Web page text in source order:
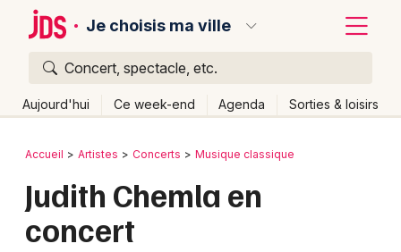
Je choisis ma ville
Concert, spectacle, etc.
Aujourd'hui Ce week-end Agenda Sorties & loisirs
Publier un événement
Bordeaux
Colmar
Retour
Accueil Artistes Concerts Musique classique
Judith Chemla en
concert
Quoi ?
Où ?
Quand ?
Aujourd'hui
Demain